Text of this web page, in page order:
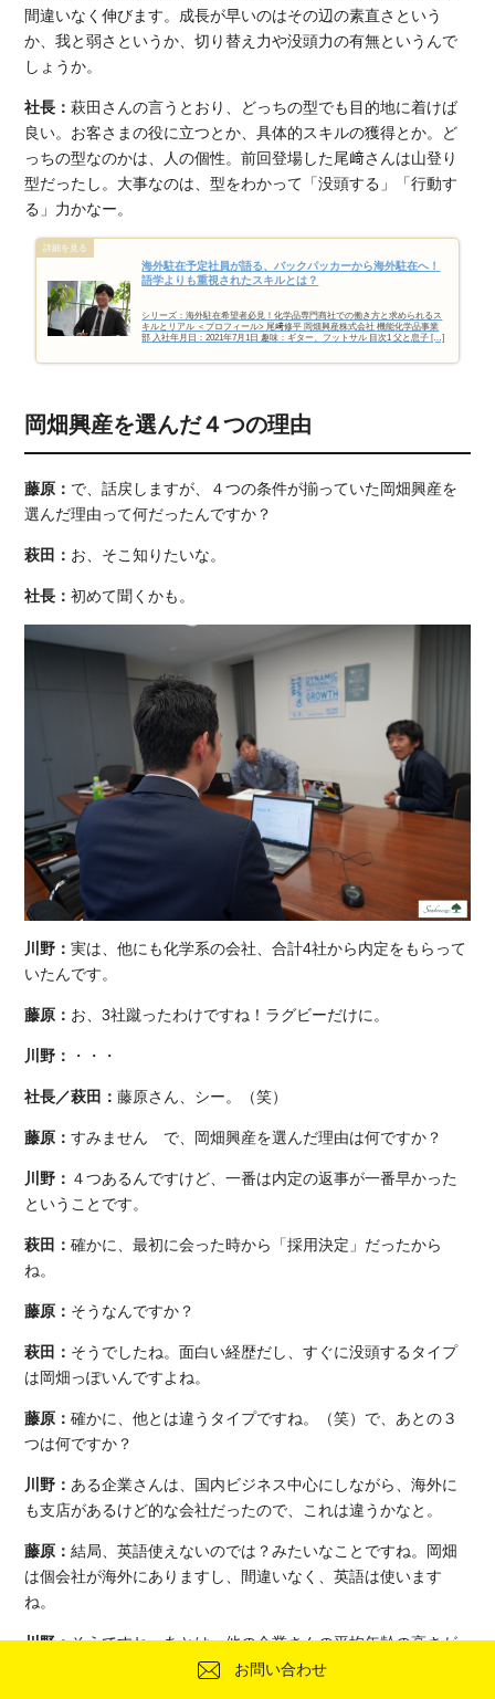
お問い合わせ
間違いなく伸びます。成長が早いのはその辺の素直さという
か、我と弱さというか、切り替え力や没頭力の有無というんで
しょうか。
社長：萩田さんの言うとおり、どっちの型でも目的地に着けば
良い。お客さまの役に立つとか、具体的スキルの獲得とか。ど
っちの型なのかは、人の個性。前回登場した尾﨑さんは山登り
型だったし。大事なのは、型をわかって「没頭する」「行動す
る」力かなー。
海外駐在予定社員が語る、バックパッカーから海外駐在へ！
語学よりも重視されたスキルとは？
シリーズ：海外駐在希望者必見！化学品専門商社での働き方と求められるス
キルとリアル ＜プロフィール> 尾﨑修平 岡畑興産株式会社 機能化学品事業
部 入社年月日：2021年7月1日 趣味：ギター、フットサル 目次1 父と息子 […]
岡畑興産を選んだ４つの理由
藤原： で、話戻しますが、４つの条件が揃っていた岡畑興産を
選んだ理由って何だったんですか？
萩田： お、そこ知りたいな。
社長：初めて聞くかも。
川野：実は、他にも化学系の会社、合計4社から内定をもらって
いたんです。
藤原： お、3社蹴ったわけですね！ラグビーだけに。
川野： ・・・
社長／萩田：藤原さん、シー。（笑）
藤原：すみません で、岡畑興産を選んだ理由は何ですか？
川野： ４つあるんですけど、一番は内定の返事が一番早かった
ということです。
萩田：確かに、最初に会った時から「採用決定」だったから
ね。
藤原： そうなんですか？
萩田： そうでしたね。面白い経歴だし、すぐに没頭するタイプ
は岡畑っぽいんですよね。
藤原：確かに、他とは違うタイプですね。（笑）で、あとの３
つは何ですか？
川野： ある企業さんは、国内ビジネス中心にしながら、海外に
も支店があるけど的な会社だったので、これは違うかなと。
藤原：結局、英語使えないのでは？みたいなことですね。岡畑
は個会社が海外にありますし、間違いなく、英語は使います
ね。
川野：そうですね。あとは、他の企業さんの平均年齢の高さが
気になりました。岡畑は案外若い人がリーダーになっているな